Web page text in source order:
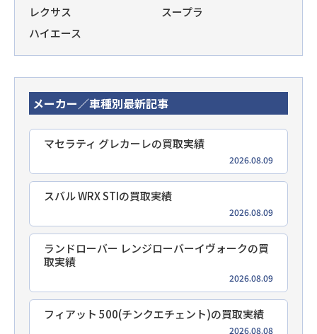
レクサス
スープラ
ハイエース
メーカー／車種別最新記事
マセラティ グレカーレの買取実績
2026.08.09
スバル WRX STIの買取実績
2026.08.09
ランドローバー レンジローバーイヴォークの買
取実績
2026.08.09
フィアット 500(チンクエチェント)の買取実績
2026.08.08